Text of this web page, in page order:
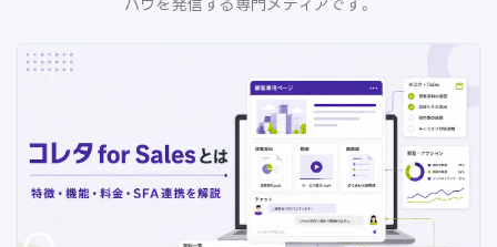
ハウを発信する専門メディアです。